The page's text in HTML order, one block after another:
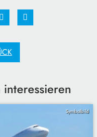
Symbolbild